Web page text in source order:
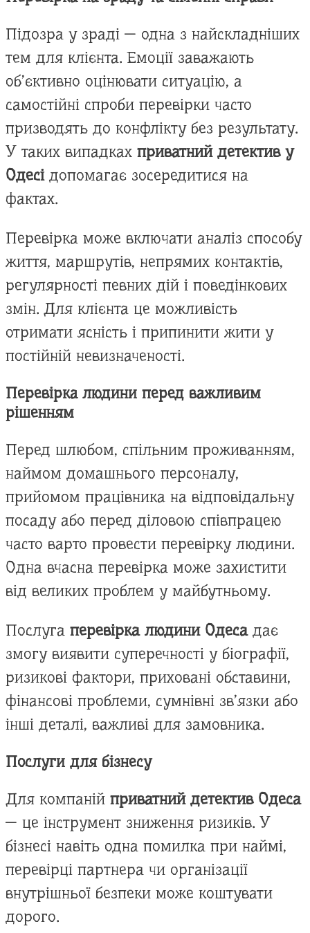
Підозра у зраді — одна з найскладніших
тем для клієнта. Емоції заважають
об’єктивно оцінювати ситуацію, а
самостійні спроби перевірки часто
призводять до конфлікту без результату.
У таких випадках приватний детектив у
Одесідопомагає зосередитися на
фактах.
Перевірка може включати аналіз способу
життя, маршрутів, непрямих контактів,
регулярності певних дій і поведінкових
змін. Для клієнта це можливість
отримати ясність і припинити жити у
постійній невизначеності.
Перевірка людини перед важливим
рішенням
Перед шлюбом, спільним проживанням,
наймом домашнього персоналу,
прийомом працівника на відповідальну
посаду або перед діловою співпрацею
часто варто провести перевірку людини.
Одна вчасна перевірка може захистити
від великих проблем у майбутньому.
Послуга перевірка людини Одесадає
змогу виявити суперечності у біографії,
ризикові фактори, приховані обставини,
фінансові проблеми, сумнівні зв’язки або
інші деталі, важливі для замовника.
Послуги для бізнесу
Для компаній приватний детектив Одеса
— це інструмент зниження ризиків. У
бізнесі навіть одна помилка при наймі,
перевірці партнера чи організації
внутрішньої безпеки може коштувати
дорого.